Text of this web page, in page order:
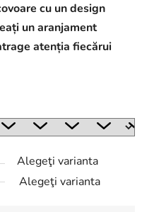
cu un design
un aranjament
atenția fiecărui
Alegeţi varianta
Alegeţi varianta